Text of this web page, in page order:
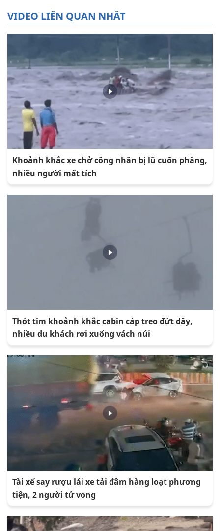
VIDEO LIÊN QUAN NHẤT
Khoảnh khắc xe chở công nhân bị lũ cuốn phăng,
nhiều người mất tích
Thót tim khoảnh khắc cabin cáp treo đứt dây,
nhiều du khách rơi xuống vách núi
Tài xế say rượu lái xe tải đâm hàng loạt phương
tiện, 2 người tử vong